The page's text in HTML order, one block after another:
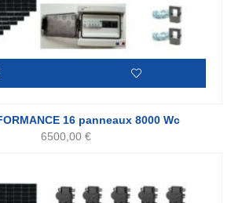
16 panneaux 8000 Wc
6500,00 €